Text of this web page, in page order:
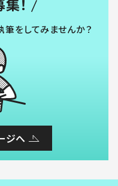
筆をしてみませんか？
ジへ